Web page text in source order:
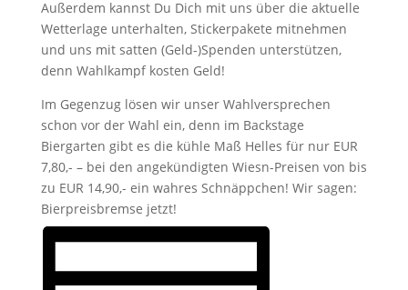
Außerdem kannst Du Dich mit uns über die aktuelle
Wetterlage unterhalten, Stickerpakete mitnehmen
und uns mit satten (Geld-)Spenden unterstützen,
denn Wahlkampf kosten Geld!
Im Gegenzug lösen wir unser Wahlversprechen
schon vor der Wahl ein, denn im Backstage
Biergarten gibt es die kühle Maß Helles für nur EUR
7,80,- – bei den angekündigten Wiesn-Preisen von bis
zu EUR 14,90,- ein wahres Schnäppchen! Wir sagen:
Bierpreisbremse jetzt!